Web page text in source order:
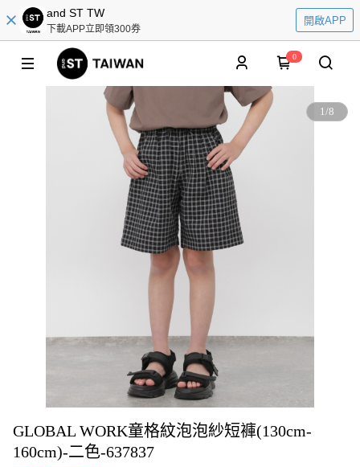
and ST TW
下載APP立即領300券
開啟APP
0
1/8
GLOBAL WORK童格紋泡泡紗短褲(130cm-
160cm)-二色-637837